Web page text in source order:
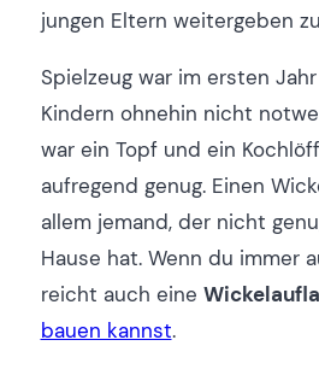
jungen Eltern weitergeben
Spielzeug war im ersten
Kindern ohnehin nicht
war ein Topf und ein
aufregend genug. Einen
allem jemand, der nicht
Hause hat. Wenn du immer
reicht auch eine
bauen kannst.